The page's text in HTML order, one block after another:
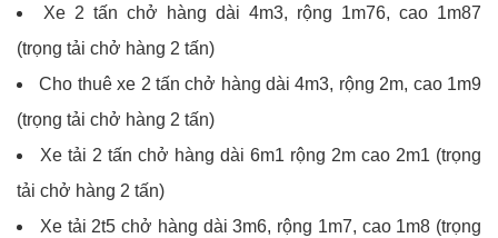
Xe 2 tấn chở hàng dài 4m3, rộng 1m76, cao 1m87
(trọng tải chở hàng 2 tấn)
Cho thuê xe 2 tấn chở hàng dài 4m3, rộng 2m, cao 1m9
(trọng tải chở hàng 2 tấn)
Xe tải 2 tấn chở hàng dài 6m1 rộng 2m cao 2m1 (trọng
tải chở hàng 2 tấn)
Xe tải 2t5 chở hàng dài 3m6, rộng 1m7, cao 1m8 (trọng